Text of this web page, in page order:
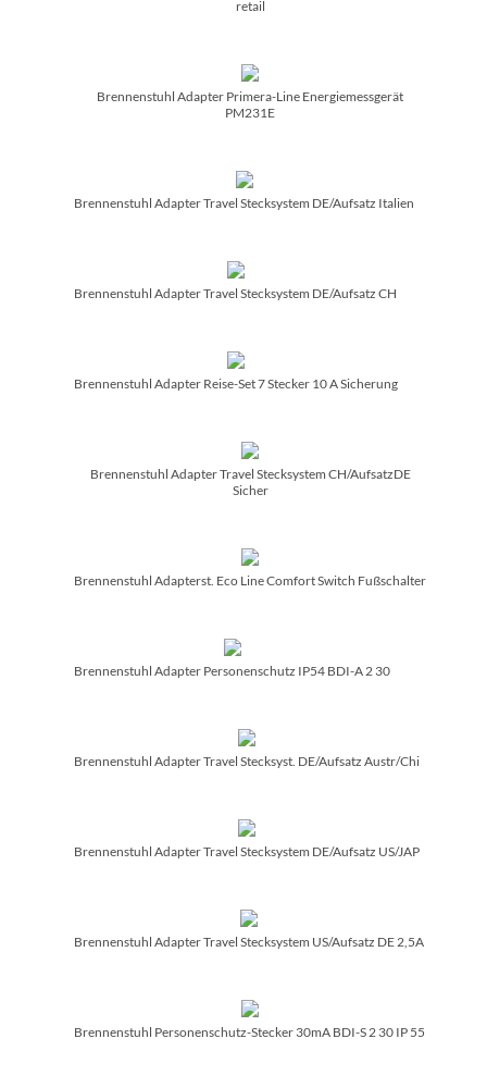
retail
Brennenstuhl Adapter Primera-Line Energiemessgerät
PM231E
Brennenstuhl Adapter Travel Stecksystem DE/­Aufsatz Italien
Brennenstuhl Adapter Travel Stecksystem DE/­Aufsatz CH
Brennenstuhl Adapter Reise-Set 7 Stecker 10 A Sicherung
Brennenstuhl Adapter Travel Stecksystem CH/­AufsatzDE
Sicher
Brennenstuhl Adapterst. Eco Line Comfort Switch Fußschalter
Brennenstuhl Adapter Personenschutz IP54 BDI-A 2 30
Brennenstuhl Adapter Travel Stecksyst. DE/­Aufsatz Austr/­Chi
Brennenstuhl Adapter Travel Stecksystem DE/­Aufsatz US/­JAP
Brennenstuhl Adapter Travel Stecksystem US/­Aufsatz DE 2,5A
Brennenstuhl Personenschutz-Stecker 30mA BDI-S 2 30 IP 55